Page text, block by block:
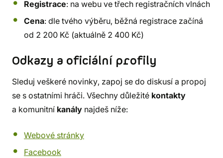
Registrace: na webu ve třech registračních vlnách
Cena: dle tvého výběru, běžná registrace začíná
od 2 200 Kč (aktuálně 2 400 Kč)
Odkazy a oficiální profily
Sleduj veškeré novinky, zapoj se do diskusí a propoj
se s ostatními hráči. Všechny důležité kontakty
a komunitní kanály najdeš níže:
Webové stránky
Facebook